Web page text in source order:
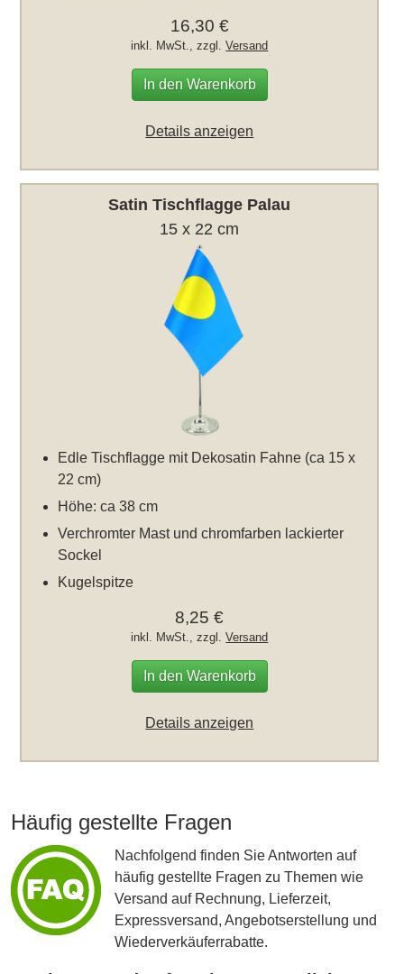
16,30 €
inkl. MwSt., zzgl.Versand
In den Warenkorb
Details anzeigen
Satin Tischflagge Palau
15 x 22 cm
Edle Tischflagge mit Dekosatin Fahne (ca 15 x
22 cm)
Höhe: ca 38 cm
Verchromter Mast und chromfarben lackierter
Sockel
Kugelspitze
8,25 €
inkl. MwSt., zzgl.Versand
In den Warenkorb
Details anzeigen
Häufig gestellte Fragen
Nachfolgend finden Sie Antworten auf
häufig gestellte Fragen zu Themen wie
Versand auf Rechnung, Lieferzeit,
Expressversand, Angebotserstellung und
Wiederverkäuferrabatte.